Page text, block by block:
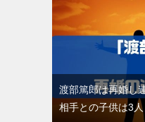
渡部篤郎は再婚し
相手との子供は3人